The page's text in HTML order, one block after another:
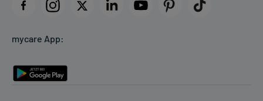
Datenschutz
Rückgabe/Widerruf
mycare App: